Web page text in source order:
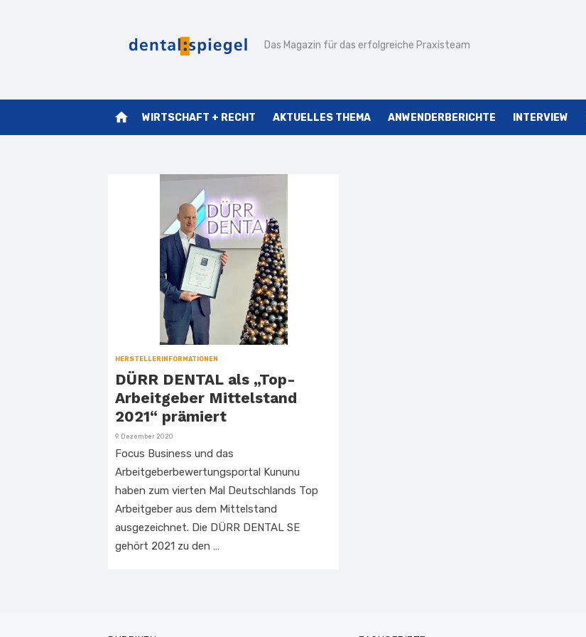
Das Magazin für das erfolgreiche Praxisteam
home WIRTSCHAFT + RECHT AKTUELLES THEMA ANWENDERBERICHTE INTERVIEW
HERSTELLERINFORMATIONEN
DÜRR DENTAL als „Top-
Arbeitgeber Mittelstand
2021“ prämiert
Veröffentlicht
9. Dezember 2020
Focus Business und das
Arbeitgeberbewertungsportal Kununu
haben zum vierten Mal Deutschlands Top
Arbeitgeber aus dem Mittelstand
ausgezeichnet. Die DÜRR DENTAL SE
gehört 2021 zu den …